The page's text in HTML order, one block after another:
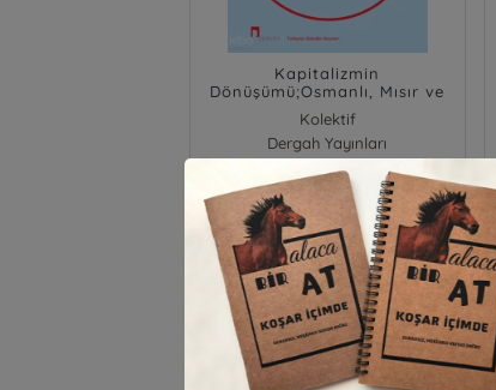
Kapitalizmin
Dönüşümü;Osmanlı, Mısır ve
Çin
Kolektif
Dergah Yayınları
Stok : 0
₺300,00